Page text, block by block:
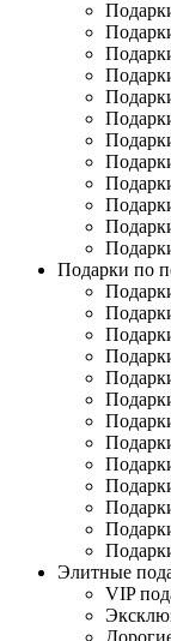
Подарки по
Элитные
VIP